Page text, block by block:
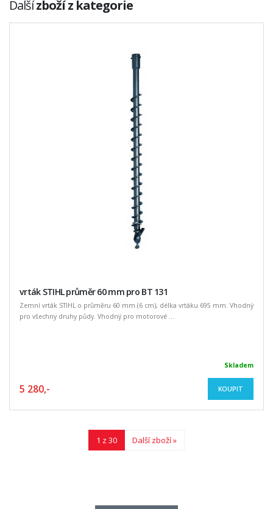
Dalšízboží z kategorie
vrták STIHL průměr 60 mm pro BT 131
Zemní vrták STIHL o průměru 60 mm (6 cm), délka vrtáku 695 mm. Vhodný
pro všechny druhy půdy. Vhodný pro motorové ...
Skladem
5 280,- KOUPIT
1 z 30 Další zboží »